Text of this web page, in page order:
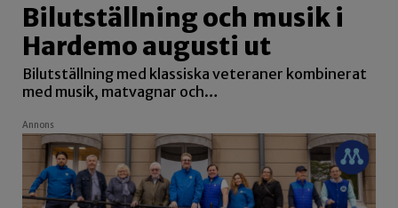
Bilutställning och musik i
Hardemo augusti ut
Bilutställning med klassiska veteraner kombinerat
med musik, matvagnar och…
Annons